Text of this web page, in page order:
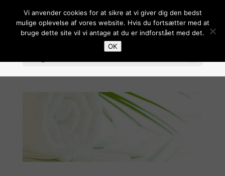
Vi anvender cookies for at sikre at vi giver dig den bedst
mulige oplevelse af vores website. Hvis du fortsætter med at
bruge dette site vil vi antage at du er indforstået med det.
OK